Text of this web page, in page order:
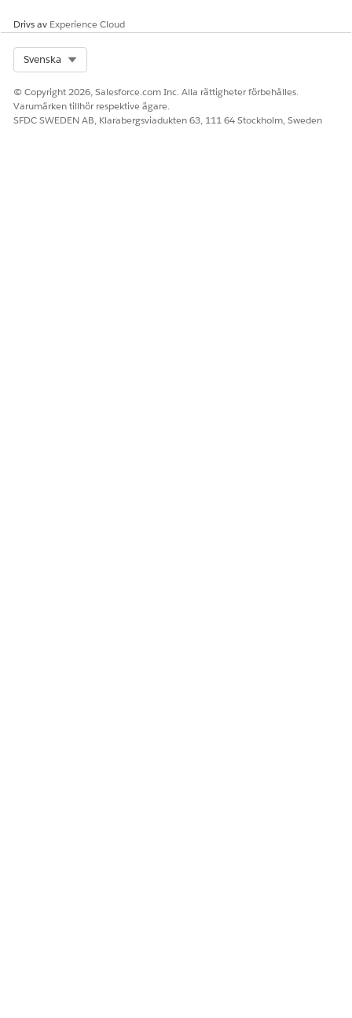
Drivs av Experience Cloud
Svenska
© Copyright 2026, Salesforce.com Inc. Alla rättigheter förbehålles.
Varumärken tillhör respektive ägare.
SFDC SWEDEN AB, Klarabergsviadukten 63, 111 64 Stockholm, Sweden